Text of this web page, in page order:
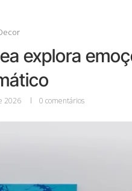
explora
2026 0 comentários